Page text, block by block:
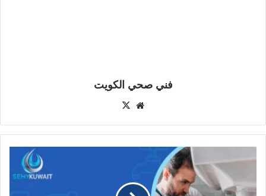
فني صحي الكويت
موقع
السالمية
51415156